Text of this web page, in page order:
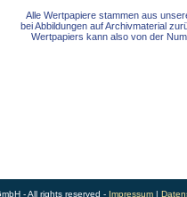
Alle Wertpapiere stammen aus
bei Abbildungen auf Archivmaterial
Wertpapiers kann also von der
- All rights reserved - Impressum|